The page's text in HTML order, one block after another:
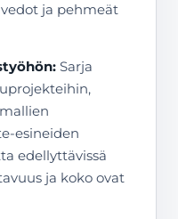
ja pehmeät
Sarja
esineiden
edellyttävissä
ja koko ovat